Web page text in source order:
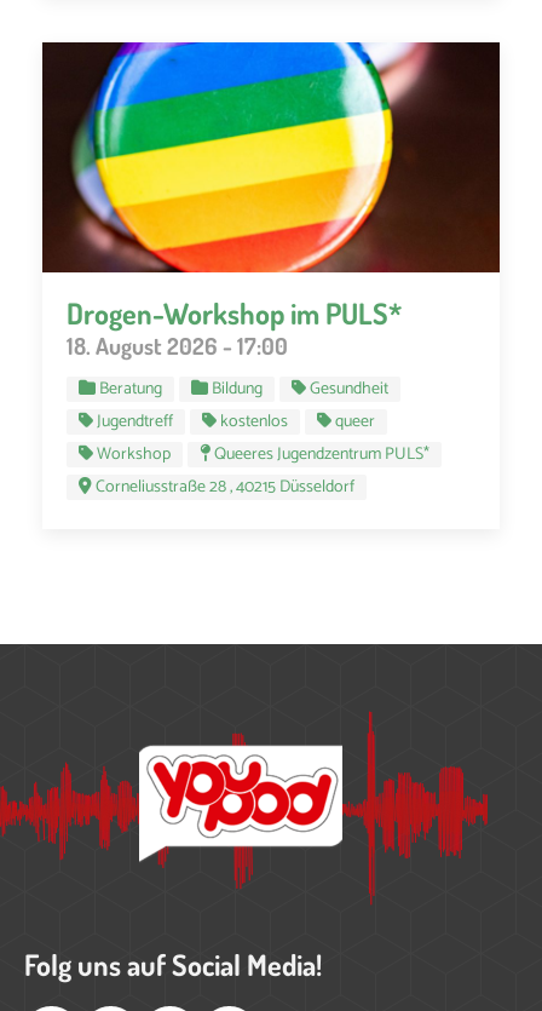
Drogen-Workshop im PULS*
18. August 2026 - 17:00
Beratung Bildung
Gesundheit
Jugendtreff
kostenlos
queer
Workshop
Queeres Jugendzentrum PULS*
Corneliusstraße 28 , 40215 Düsseldorf
Folg uns auf Social Media!